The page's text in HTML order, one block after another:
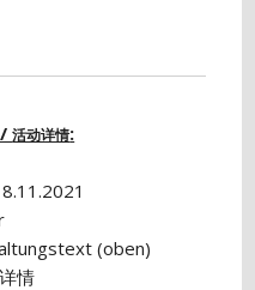
/活动详情:
(oben)
情